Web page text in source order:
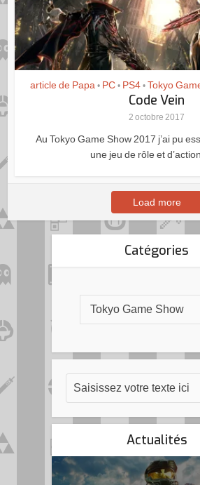
article de Papa • PC • PS4 • Tokyo
Code Vein
2 octobre 2017
Au Tokyo Game Show 2017 j’ai pu
une jeu de rôle et d’action
Load more
Catégories
Actualités